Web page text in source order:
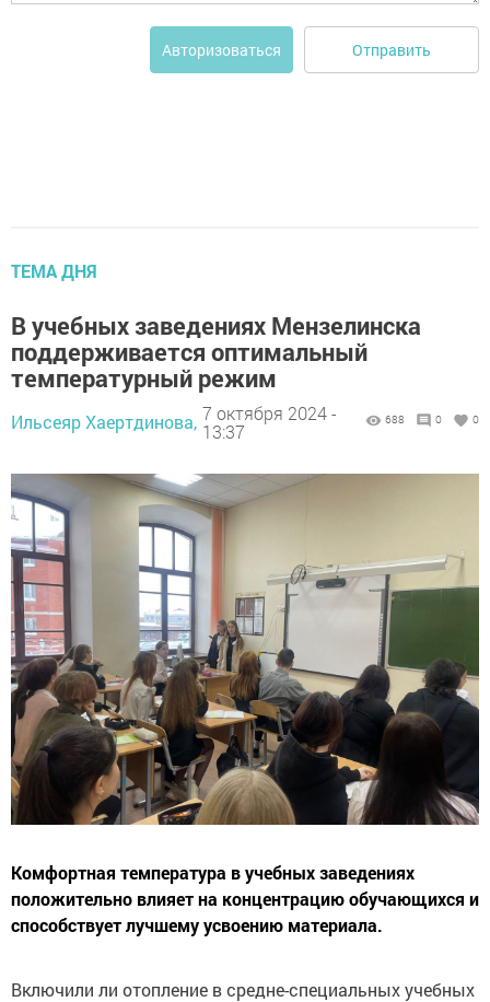
Авторизоваться Отправить
ТЕМА ДНЯ
В учебных заведениях Мензелинска
поддерживается оптимальный
температурный режим
Ильсеяр Хаертдинова, 7 октября 2024 -
13:37
688 0 0
Комфортная температура в учебных заведениях
положительно влияет на концентрацию обучающихся и
способствует лучшему усвоению материала.
Включили ли отопление в средне-специальных учебных